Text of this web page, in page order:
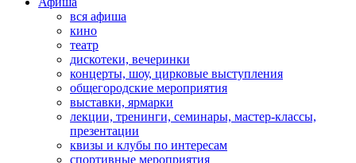
вся афиша
кино
театр
дискотеки, вечеринки
концерты, шоу, цирковые выступления
общегородские мероприятия
выставки, ярмарки
лекции, тренинги, семинары, мастер-классы,
презентации
квизы и клубы по интересам
спортивные мероприятия